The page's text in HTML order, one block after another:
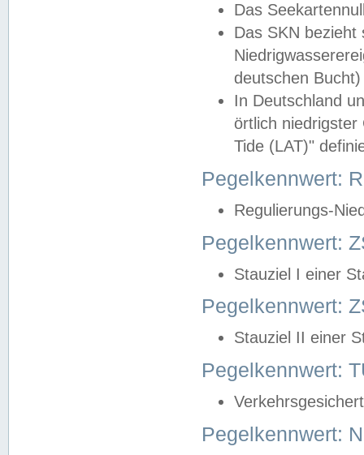
Das
Das SKN
deutschen
In Deutschland
örtlich
Tide (LAT)"
Pegelkennwert:
Regulierungs-
Pegelkennwert:
Stauziel I einer
Pegelkennwert:
Stauziel II einer
Pegelkennwert:
Pegelkennwert: